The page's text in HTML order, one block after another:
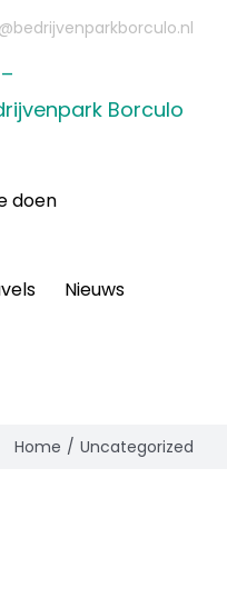
doen
Nieuws
Home Uncategorized